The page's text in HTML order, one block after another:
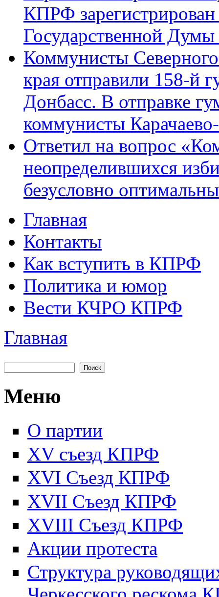
КПРФ
Государственной
Коммунисты Северного
края отправили 158-й
Донбасс. В отправке
коммунисты
Ответил на вопрос
неопределившихся
безусловно
Главное меню
Главная
Контакты
Как вступить в КПРФ
Политика и юмор
Вести КЧРО КПРФ
Вы здесь
Главная
Форма поиска
Меню
О партии
XV съезд КПРФ
XVI Съезд КПРФ
XVII Cъезд КПРФ
XVIII Cъезд КПРФ
Акции протеста
Структура